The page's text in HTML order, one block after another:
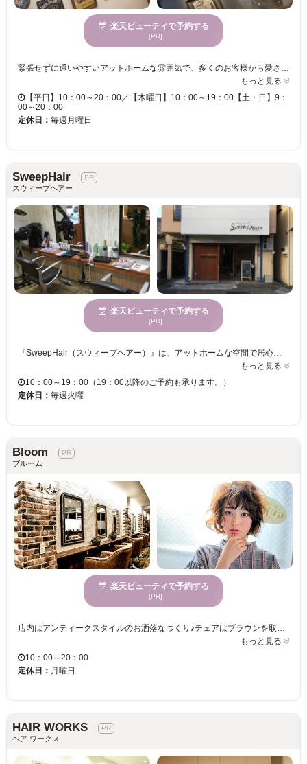
楽天ビューティで予約する
[PR]
緊張せずに通いやすいアットホームな雰囲気で、多くのお客様から愛されているヘアサロン【hair’scollection GOOD CLUB】 落ち着いた空間と、気さくなスタッフの雰囲気が居心地良く、なんでも相談できるので、大型店が苦手な方や来店がはじめての方も、リラックスしてお過ごしいただけます♪☆ ＜ショートからロングまでおまかせ☆＞ 当店のカットはお客様の骨格や髪質、クセはもちろん、理想の色味・髪の状態・質感を考慮したデザイン！どこから見ても綺麗＆小顔効果抜群で、伸びてもラインが崩れにくいヘアスタイルに導きます♪親しみやすいスタッフが多いのが支持される理由！！それでいて、確かな技術と豊富な知識で親身にご対応◎お気軽に相談して下さいね☆ ぜひ【hair’s collection GOOD CLUB】で理想のヘアスタイルを手に入れませんか？
もっと見る
【平日】10：00～20：00／【木曜日】10：00～19：00【土・日】9：
00～20：00
定休日： 毎週月曜日
SweepHair
スウィープヘアー
楽天ビューティで予約する
[PR]
『SweepHair（スウィープヘアー）』は、アットホームな空間で居心地満点のサロンです♪キッズスペースも設けていますので、お子様連れの方も安心してご来店下さい☆様々なサービスでお客様に素敵な時間をお届けします♪19：00まで営業しておりますので、お買い物ついでやお仕事帰りにも気軽にお立ち寄りください☆ お客様1人ひとりスコープを使い、しっかりカウンセリングさせていただきます♪希望のスタイルを上手に伝えられない方や、勇気がなくてヘアチェンジが出来ない方の悩みを汲み取り、似合うスタイルをご提案させて頂きますので、初めての方も気軽にご来店下さい！
もっと見る
10：00～19：00（19：00以降のご予約も承ります。）
定休日： 毎週火曜
Bloom
ブルーム
楽天ビューティで予約する
[PR]
店内はアンティークスタイルのお洒落なつくり♪チェアはブラウンを取り入れ、とても落ち着きのある雰囲気☆お隣の席とも程よいスペースが広がっているので、リラックスして施術が受けられます！ところどころに観葉植物を設置しお客様に癒しをお届け♪完全個室もご用意しているので、プライベートなサロンタイムを過ごしたい方にGOOD★ ＜当店おすすめ☆デザインカラー＞ ダメージが気になる方にも気軽にヘアカラーを楽しんで頂きたく、髪や頭皮に優しいオーガニックカラーを使用☆女性に嬉しい美髪が叶う仕上がりに♪髪に弾力やツヤも与えるので、いつまでも綺麗でお洒落ヘアを楽しみたい方にもおすすめ！ レディースはもちろんメンズも歓迎★プライベートに仕事に忙しい方に気軽にお洒落が楽しめるヘアをご提案♪簡単にスタイリングできるヘアで朝も楽ちん☆ぜひこの機会にお試しください！
もっと見る
10：00～20：00
定休日： 月曜日
HAIR WORKS
ヘア ワークス